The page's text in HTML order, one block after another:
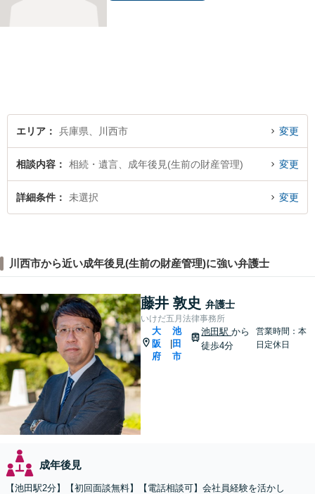
エリア 兵庫県、川西市 変更
相談内容 相続・遺言、成年後見(生前の財産管理) 変更
詳細条件 未選択 変更
川西市から近い成年後見(生前の財産管理)に強い弁護士
藤井 敦史 弁護士
いけだ五月法律事務所
大
阪
府
池
田
市
池田駅から
徒歩4分
営業時間：本
日定休日
成年後見
【池田駅2分】【初回面談無料】【電話相談可】会社員経験を活かし